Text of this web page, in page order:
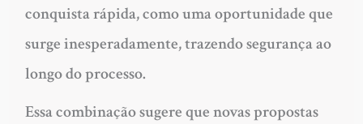
conquista rápida, como uma oportunidade que
surge inesperadamente, trazendo segurança ao
longo do processo.
Essa combinação sugere que novas propostas